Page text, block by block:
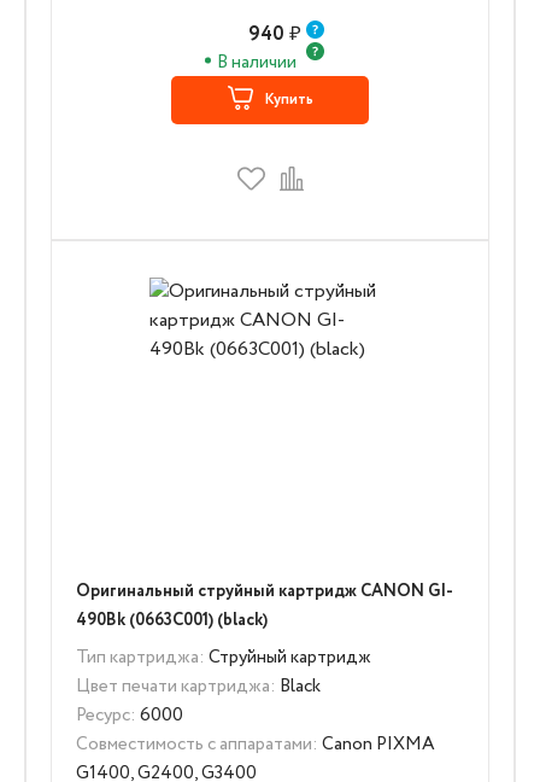
940 ₽
В наличии
Купить
Оригинальный струйный картридж CANON GI-
490Bk (0663C001) (black)
Тип картриджа: Струйный картридж
Цвет печати картриджа: Black
Ресурс: 6000
Совместимость с аппаратами: Canon PIXMA
G1400, G2400, G3400